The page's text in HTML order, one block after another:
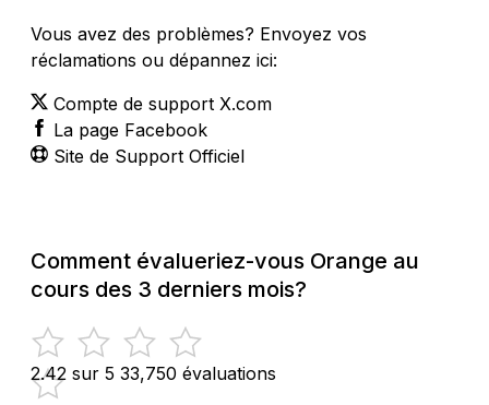
Vous avez des problèmes? Envoyez vos
réclamations ou dépannez ici:
Compte de support X.com
La page Facebook
Site de Support Officiel
Comment évalueriez-vous Orange au
cours des 3 derniers mois?
2.42 sur 5 33,750 évaluations